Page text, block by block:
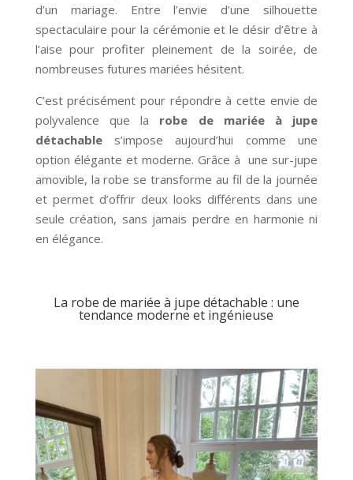
d’un mariage. Entre l’envie d’une silhouette
spectaculaire pour la cérémonie et le désir d’être à
l’aise pour profiter pleinement de la soirée, de
nombreuses futures mariées hésitent.
C’est précisément pour répondre à cette envie de
polyvalence que la robe de mariée à jupe
détachables’impose aujourd’hui comme une
option élégante et moderne. Grâce à une sur-jupe
amovible, la robe se transforme au fil de la journée
et permet d’offrir deux looks différents dans une
seule création, sans jamais perdre en harmonie ni
en élégance.
La robe de mariée à jupe détachable : une
tendance moderne et ingénieuse